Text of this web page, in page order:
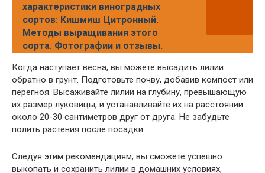
характеристики виноградных
сортов: Кишмиш Цитронный.
Методы выращивания этого
сорта. Фотографии и отзывы.
Когда наступает весна, вы можете высадить лилии
обратно в грунт. Подготовьте почву, добавив компост или
перегноя. Высаживайте лилии на глубину, превышающую
их размер луковицы, и устанавливайте их на расстоянии
около 20-30 сантиметров друг от друга. Не забудьте
полить растения после посадки.
Следуя этим рекомендациям, вы сможете успешно
выкопать и сохранить лилии в домашних условиях,